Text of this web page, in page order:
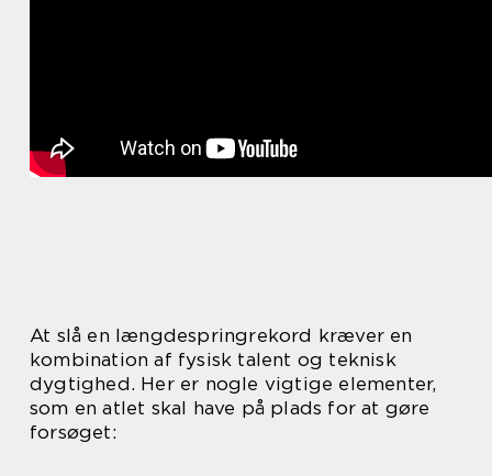
At slå en længdespringrekord kræver en
kombination af fysisk talent og teknisk
dygtighed. Her er nogle vigtige elementer,
som en atlet skal have på plads for at gøre
forsøget: